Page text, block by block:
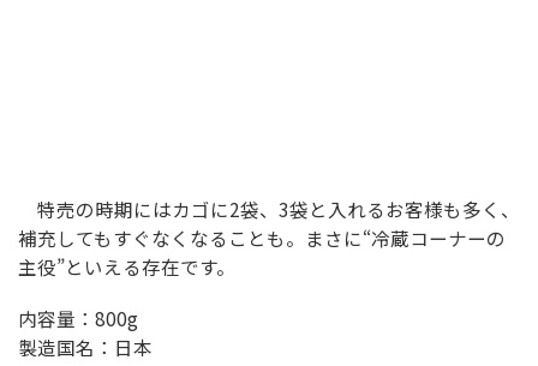
特売の時期にはカゴに2袋、3袋と入れるお客様も多く、
補充してもすぐなくなることも。まさに“冷蔵コーナーの
主役”といえる存在です。
内容量：800g
製造国名：日本